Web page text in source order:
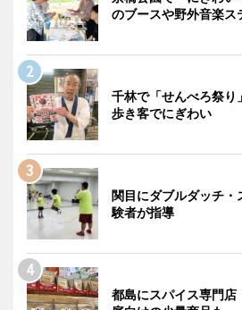
のブースや野外音楽ス
千林で「せんべろ祭
歩き客でにぎわい
関目にダブルダッチ
験者が指導
都島にスパイス専門